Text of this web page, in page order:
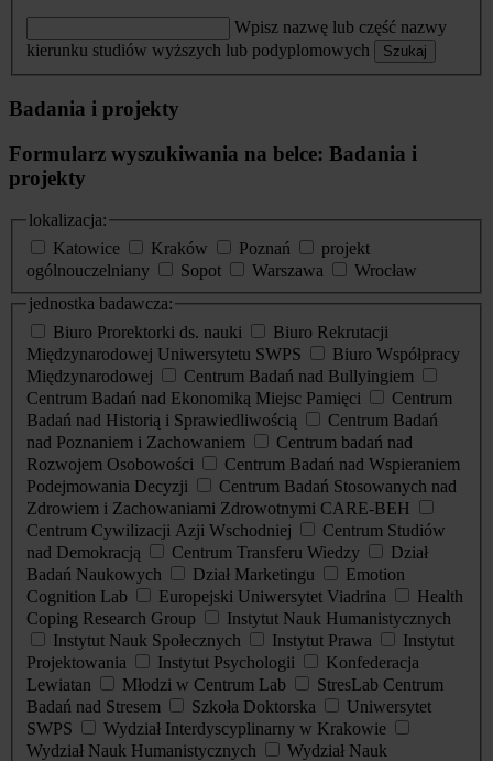
Wpisz nazwę lub część nazwy
kierunku studiów wyższych lub podyplomowych
Szukaj
Badania i projekty
Formularz wyszukiwania na belce: Badania i
projekty
lokalizacja:
Katowice
Kraków Poznań
projekt
ogólnouczelniany
Sopot Warszawa
Wrocław
jednostka badawcza:
Biuro Prorektorki ds. nauki
Biuro Rekrutacji
Międzynarodowej Uniwersytetu SWPS
Biuro Współpracy
Międzynarodowej
Centrum Badań nad Bullyingiem
Centrum Badań nad Ekonomiką Miejsc Pamięci
Centrum
Badań nad Historią i Sprawiedliwością
Centrum Badań
nad Poznaniem i Zachowaniem
Centrum badań nad
Rozwojem Osobowości
Centrum Badań nad Wspieraniem
Podejmowania Decyzji
Centrum Badań Stosowanych nad
Zdrowiem i Zachowaniami Zdrowotnymi CARE-BEH
Centrum Cywilizacji Azji Wschodniej
Centrum Studiów
nad Demokracją
Centrum Transferu Wiedzy
Dział
Badań Naukowych
Dział Marketingu
Emotion
Cognition Lab
Europejski Uniwersytet Viadrina
Health
Coping Research Group
Instytut Nauk Humanistycznych
Instytut Nauk Społecznych
Instytut Prawa
Instytut
Projektowania
Instytut Psychologii
Konfederacja
Lewiatan
Młodzi w Centrum Lab
StresLab Centrum
Badań nad Stresem
Szkoła Doktorska
Uniwersytet
SWPS
Wydział Interdyscyplinarny w Krakowie
Wydział Nauk Humanistycznych
Wydział Nauk